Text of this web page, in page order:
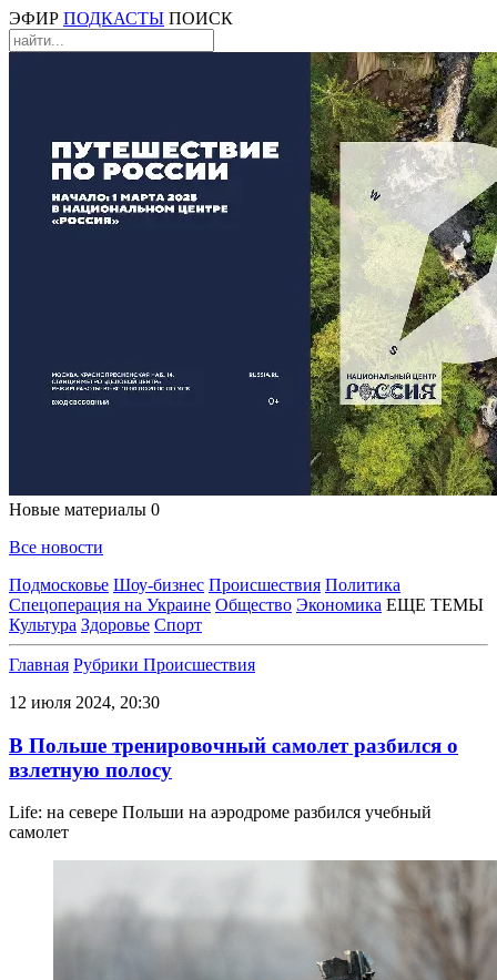
ЭФИР ПОДКАСТЫ ПОИСК
Новые материалы 0
Все новости
Подмосковье Шоу-бизнес Происшествия Политика
Спецоперация на Украине Общество Экономика ЕЩЕ ТЕМЫ
Культура Здоровье Спорт
Главная Рубрики Происшествия
12 июля 2024, 20:30
В Польше тренировочный самолет разбился о
взлетную полосу
Life: на севере Польши на аэродроме разбился учебный
самолет